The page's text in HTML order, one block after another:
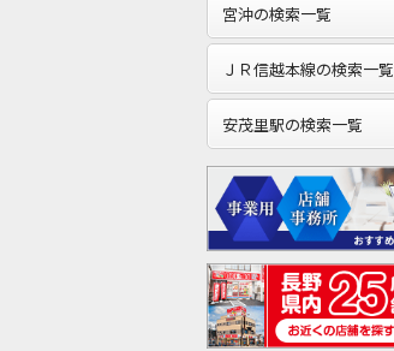
宮沖の検索一覧
ＪＲ信越本線の検索一覧
安茂里駅の検索一覧